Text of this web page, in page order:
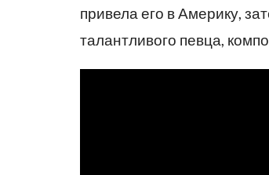
привела его в Америку,
талантливого певца,